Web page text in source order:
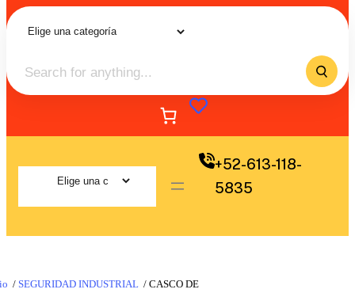
+52-613-118-
5835
/ SEGURIDAD INDUSTRIAL / CASCO DE